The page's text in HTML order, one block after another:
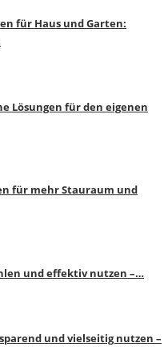
für Haus und Garten:
Lösungen für den eigenen
für mehr Stauraum und
und effektiv nutzen –…
und vielseitig nutzen –